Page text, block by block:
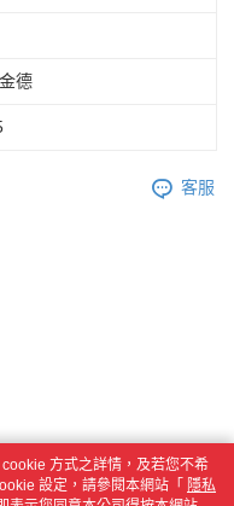
德
客服
方式之詳情，及若您不希
設定，請參閱本網站「 隱私